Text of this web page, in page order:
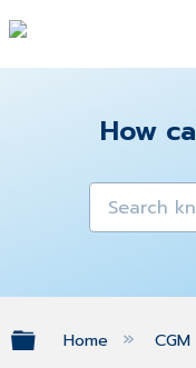
How
Expand/
Home CGM